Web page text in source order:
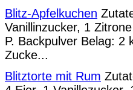
Blitz-Apfelkuchen
Vanillinzucker, 1
P. Backpulver Belag: 2
Zucke...
Blitztorte mit Rum